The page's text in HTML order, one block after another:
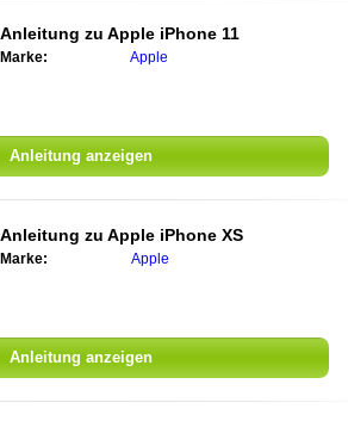
Anleitung zu Apple iPhone 11
Marke: Apple
Anleitung anzeigen
Anleitung zu Apple iPhone XS
Marke: Apple
Anleitung anzeigen